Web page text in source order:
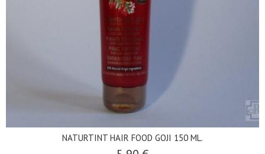
NATURTINT HAIR FOOD GOJI 150 ML.